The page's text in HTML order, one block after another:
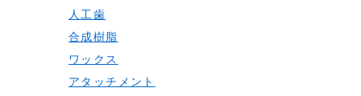
人工歯
合成樹脂
ワックス
アタッチメント